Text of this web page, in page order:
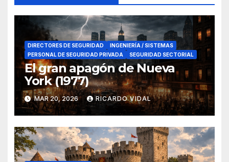
DIRECTORES DE SEGURIDAD
INGENIERÍA / SISTEMAS
PERSONAL DE SEGURIDAD PRIVADA
SEGURIDAD SECTORIAL
El gran apagón de Nueva
York (1977)
MAR 20, 2026 RICARDO VIDAL